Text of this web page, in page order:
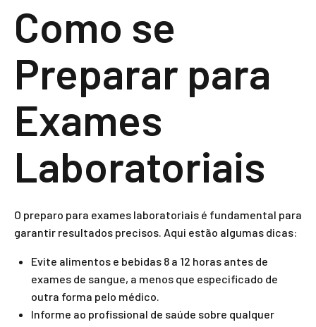
Como se
Preparar para
Exames
Laboratoriais
O preparo para exames laboratoriais é fundamental para
garantir resultados precisos. Aqui estão algumas dicas:
Evite alimentos e bebidas 8 a 12 horas antes de
exames de sangue, a menos que especificado de
outra forma pelo médico.
Informe ao profissional de saúde sobre qualquer